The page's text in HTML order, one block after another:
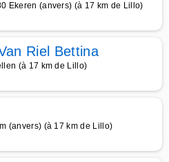
Ekeren (anvers) (à 17 km de Lillo)
Riel Bettina
(à 17 km de Lillo)
(anvers) (à 17 km de Lillo)